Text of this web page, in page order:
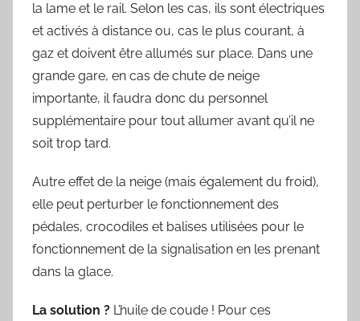
la lame et le rail. Selon les cas, ils sont électriques
et activés à distance ou, cas le plus courant, à
gaz et doivent être allumés sur place. Dans une
grande gare, en cas de chute de neige
importante, il faudra donc du personnel
supplémentaire pour tout allumer avant qu’il ne
soit trop tard.
Autre effet de la neige (mais également du froid),
elle peut perturber le fonctionnement des
pédales, crocodiles et balises utilisées pour le
fonctionnement de la signalisation en les prenant
dans la glace.
La solution ? L’huile de coude ! Pour ces